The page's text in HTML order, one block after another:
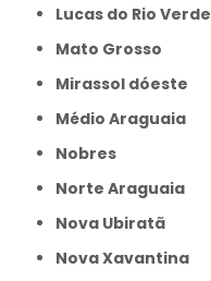
Lucas do Rio Verde
Mato Grosso
Mirassol dóeste
Médio Araguaia
Nobres
Norte Araguaia
Nova Ubiratã
Nova Xavantina